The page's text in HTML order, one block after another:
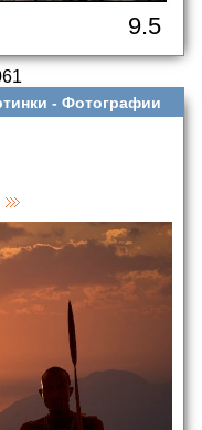
9.5
- Фотографии